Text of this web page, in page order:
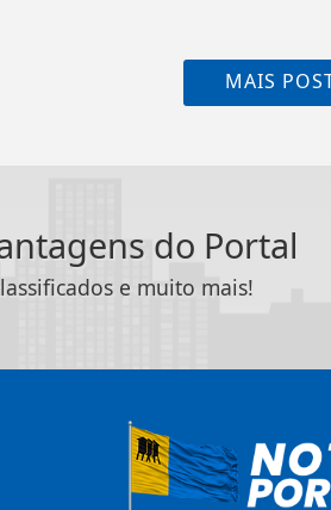
MAIS
do Portal
e muito mais!